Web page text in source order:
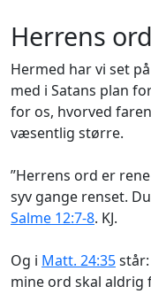
Herrens
Hermed har vi set
med i Satans plan
for os, hvorved
væsentlig større.
”Herrens ord er
syv gange renset.
Salme 12:7-8. KJ.
Og i Matt. 24:35
mine ord skal aldrig